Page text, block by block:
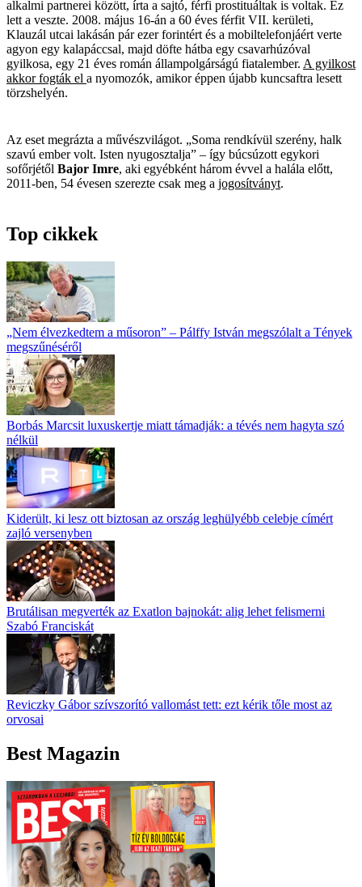
alkalmi partnerei között, írta a sajtó, férfi prostituáltak is voltak. Ez
lett a veszte. 2008. május 16-án a 60 éves férfit VII. kerületi,
Klauzál utcai lakásán pár ezer forintért és a mobiltelefonjáért verte
agyon egy kalapáccsal, majd döfte hátba egy csavarhúzóval
gyilkosa, egy 21 éves román állampolgárságú fiatalember. A gyilkost
akkor fogták el a nyomozók, amikor éppen újabb kuncsaftra lesett
törzshelyén.
Az eset megrázta a művészvilágot. „Soma rendkívül szerény, halk
szavú ember volt. Isten nyugosztalja” – így búcsúzott egykori
sofőrjétől Bajor Imre, aki egyébként három évvel a halála előtt,
2011-ben, 54 évesen szerezte csak meg a jogosítványt.
Top cikkek
„Nem élvezkedtem a műsoron” – Pálffy István megszólalt a Tények
megszűnéséről
Borbás Marcsit luxuskertje miatt támadják: a tévés nem hagyta szó
nélkül
Kiderült, ki lesz ott biztosan az ország leghülyébb celebje címért
zajló versenyben
Brutálisan megverték az Exatlon bajnokát: alig lehet felismerni
Szabó Franciskát
Reviczky Gábor szívszorító vallomást tett: ezt kérik tőle most az
orvosai
Best Magazin